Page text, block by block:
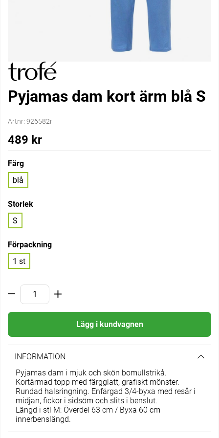
Pyjamas dam kort ärm blå S
Artnr: 926582r
489 kr
Färg
blå
Storlek
S
Förpackning
1 st
Lägg i kundvagnen
INFORMATION
Pyjamas dam i mjuk och skön bomullstrikå.
Kortärmad topp med färgglatt, grafiskt mönster.
Rundad halsringning. Enfärgad 3/4-byxa med resår i
midjan, fickor i sidsöm och slits i benslut.
Längd i stl M: Överdel 63 cm / Byxa 60 cm
innerbenslängd.